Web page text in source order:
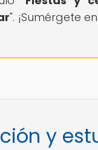
". ¡Sumérgete
y